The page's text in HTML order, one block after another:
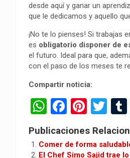
desde aquí y ganar un
que le dedicamos y aquello
¡No te lo pienses! Si trabajas
es obligatorio disponer de
el futuro. Ideal para que,
con el paso de los meses te
Compartir noticia:
W
h
at
F
a
ce
Pi
nt
er
T
wi
tt
Publicaciones
Comer de forma
El Chef Simo Sajid trae